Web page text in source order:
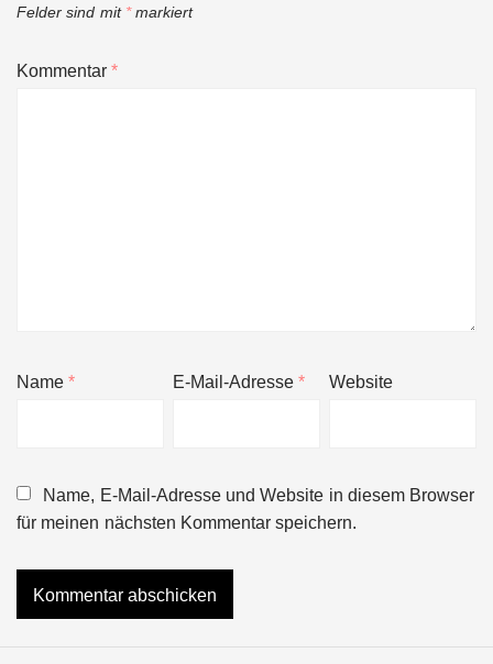
Felder sind mit *markiert
Kommentar*
Name* E-Mail-Adresse* Website
Name, E-Mail-Adresse und Website in diesem Browser
für meinen nächsten Kommentar speichern.